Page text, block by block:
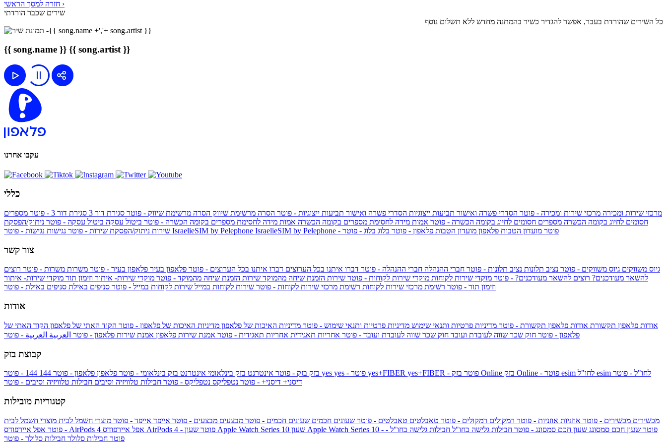
חזרה למסך הראשי ›
שירים שכבר הורדתי
כל השירים שהורדת בעבר, אפשר להגדיר כשיר בהמתנה מחדש ללא תשלום נוסף
{{ song.name }} {{ song.artist }}
עקבו אחרנו
כללי
מרכזי שירות ומכירה מרכזי שירות ומכירה - פוטר הסדרי פשרה ואישור תביעות ייצוגיות הסדרי פשרה ואישור תביעות ייצוגיות - פוטר הסרה מרשימת שיווק הסרה מרשימת שיווק - פוטר סגירת דור 3 סגירת דור 3 - פוטר
מספרים
חסומים לחיוג בקומה הכשרה מספרים חסומים לחיוג בקומה הכשרה - פוטר אמות מידה לחסימת מספרים בקומה הכשרה אמות מידה לחסימת מספרים בקומה הכשרה - פוטר ביטול עסקה ביטול עסקה - פוטר ניתוק/הפסקת
שירות ניתוק/הפסקת שירות - פוטר נגישות IsraelieSIM by Pelephone IsraelieSIM by Pelephone - פוטר מועדון הטבות פלאפון מועדון הטבות פלאפון - פוטר בלוג בלוג - פוטר
צור קשר
גיוס משווקים גיוס משווקים - פוטר נציב תלונות נציב תלונות - פוטר חברי ההנהלה חברי ההנהלה - פוטר דברו איתנו בכל הערוצים דברו איתנו בכל הערוצים - פוטר פלאפון בעיר פלאפון בעיר - פוטר משרות משרות - פוטר רוצים
להשאר מעודכנים? רוצים להשאר מעודכנים? - פוטר מוקדי שירות לקוחות מוקדי שירות לקוחות - פוטר שירות הזמנת שיחה מהמוקד שירות הזמנת שיחה מהמוקד - פוטר מוקדי שירות- איתור וזימון תור מוקדי שירות- איתור
וזימון תור - פוטר רשימת מרכזי שירות לקוחות רשימת מרכזי שירות לקוחות - פוטר שירות לקוחות במייל שירות לקוחות במייל - פוטר סניפים באילת סניפים באילת - פוטר
אודות
אודות פלאפון תקשורת אודות פלאפון תקשורת - פוטר מדיניות פרטיות ותנאי שימוש מדיניות פרטיות ותנאי שימוש - פוטר מדיניות האיכות של פלאפון מדיניות האיכות של פלאפון - פוטר הקוד האתי של פלאפון הקוד האתי של
פלאפון - פוטר חוק שכר שווה לעובדת ועובד חוק שכר שווה לעובדת ועובד - פוטר אחריות תאגידית אחריות תאגידית - פוטר אמנת שירות פלאפון אמנת שירות פלאפון - פוטר العربية العربية - פוטר
קבוצת בזק
בזק בזק - פוטר אינטרנט בזק בינלאומי אינטרנט בזק בינלאומי - פוטר פלאפון פלאפון - פוטר 144 yes yes+FIBER yes+FIBER - פוטר בזק Online
esim לחו"ל - פוטר
דיסני+ דיסני+ - פוטר נטפליקס נטפליקס - פוטר חבילות טלוויזיה וסיבים חבילות טלוויזיה וסיבים - פוטר
קטגוריות מובילות
מכשירים מכשירים - פוטר אוזניות אוזניות - פוטר רמקולים רמקולים - פוטר טאבלטים טאבלטים - פוטר שעונים חכמים שעונים חכמים - פוטר מבצעים מבצעים - פוטר אייפד אייפד - פוטר מוצרי חשמל לבית מוצרי חשמל לבית
- פוטר אפל איירפודס AirPods 4 אפל איירפודס AirPods 4 - פוטר שעון Apple Watch Series 10 שעון Apple Watch Series 10 - פוטר שעון חכם סמסונג שעון חכם סמסונג - פוטר חבילות גלישה בחו"ל חבילות גלישה בחו"ל -
פוטר חבילות סלולר חבילות סלולר - פוטר